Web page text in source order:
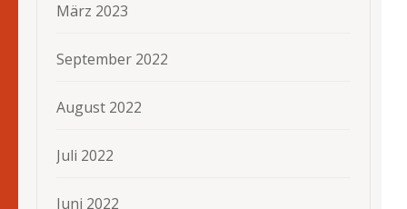
März 2023
September 2022
August 2022
Juli 2022
Juni 2022